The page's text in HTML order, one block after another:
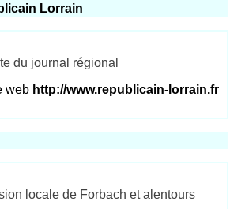
Lorrain
du journal régional
http://www.republicain-lorrain.fr
locale de Forbach et alentours